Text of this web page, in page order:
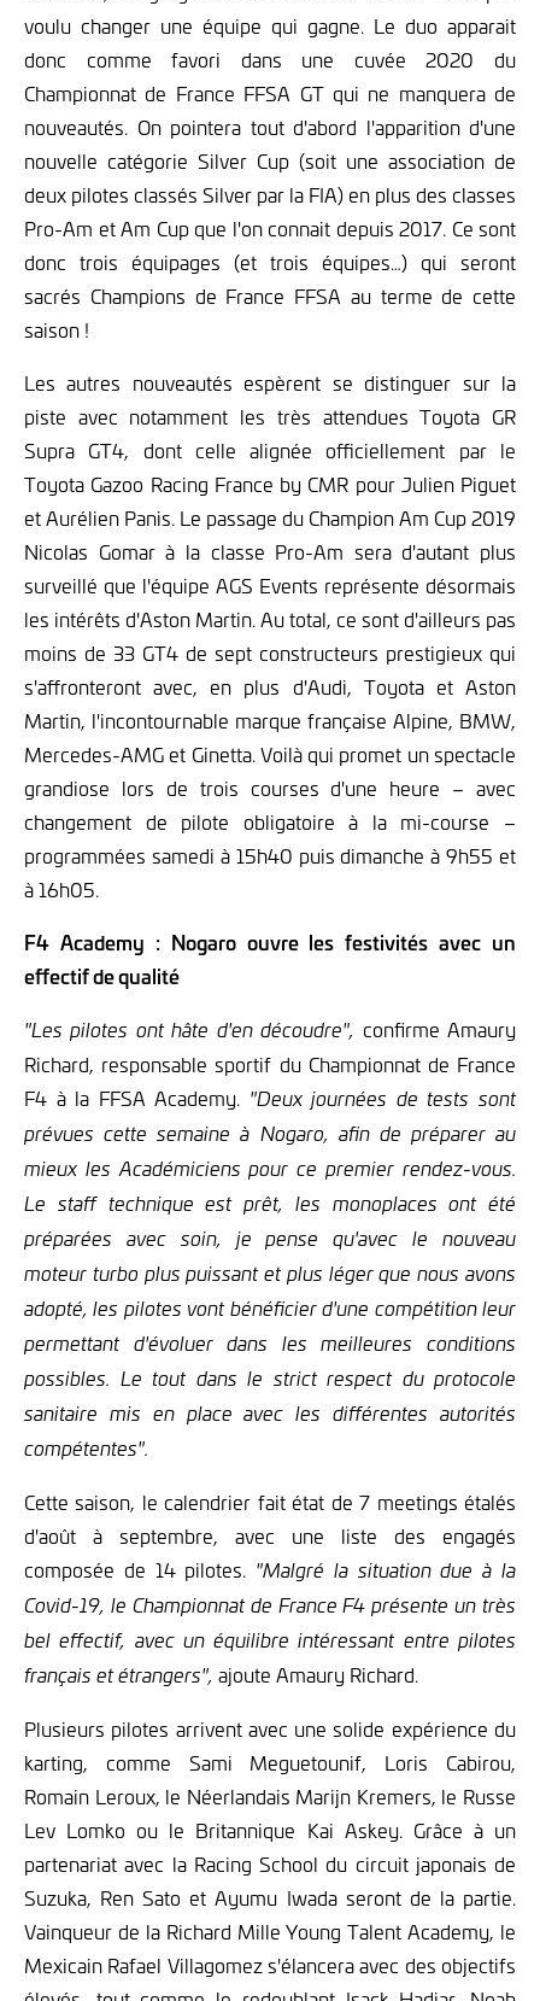
voulu changer une équipe qui gagne. Le duo apparait
donc comme favori dans une cuvée 2020 du
Championnat de France FFSA GT qui ne manquera de
nouveautés. On pointera tout d'abord l'apparition d'une
nouvelle catégorie Silver Cup (soit une association de
deux pilotes classés Silver par la FIA) en plus des classes
Pro-Am et Am Cup que l'on connait depuis 2017. Ce sont
donc trois équipages (et trois équipes…) qui seront
sacrés Champions de France FFSA au terme de cette
saison !
Les autres nouveautés espèrent se distinguer sur la
piste avec notamment les très attendues Toyota GR
Supra GT4, dont celle alignée officiellement par le
Toyota Gazoo Racing France by CMR pour Julien Piguet
et Aurélien Panis. Le passage du Champion Am Cup 2019
Nicolas Gomar à la classe Pro-Am sera d'autant plus
surveillé que l'équipe AGS Events représente désormais
les intérêts d'Aston Martin. Au total, ce sont d'ailleurs pas
moins de 33 GT4 de sept constructeurs prestigieux qui
s'affronteront avec, en plus d'Audi, Toyota et Aston
Martin, l'incontournable marque française Alpine, BMW,
Mercedes-AMG et Ginetta. Voilà qui promet un spectacle
grandiose lors de trois courses d'une heure – avec
changement de pilote obligatoire à la mi-course –
programmées samedi à 15h40 puis dimanche à 9h55 et
à 16h05.
F4 Academy : Nogaro ouvre les festivités avec un
effectif de qualité
"Les pilotes ont hâte d'en découdre", confirme Amaury
Richard, responsable sportif du Championnat de France
F4 à la FFSA Academy. "Deux journées de tests sont
prévues cette semaine à Nogaro, afin de préparer au
mieux les Académiciens pour ce premier rendez-vous.
Le staff technique est prêt, les monoplaces ont été
préparées avec soin, je pense qu'avec le nouveau
moteur turbo plus puissant et plus léger que nous avons
adopté, les pilotes vont bénéficier d'une compétition leur
permettant d'évoluer dans les meilleures conditions
possibles. Le tout dans le strict respect du protocole
sanitaire mis en place avec les différentes autorités
compétentes".
Cette saison, le calendrier fait état de 7 meetings étalés
d'août à septembre, avec une liste des engagés
composée de 14 pilotes. "Malgré la situation due à la
Covid-19, le Championnat de France F4 présente un très
bel effectif, avec un équilibre intéressant entre pilotes
français et étrangers", ajoute Amaury Richard.
Plusieurs pilotes arrivent avec une solide expérience du
karting, comme Sami Meguetounif, Loris Cabirou,
Romain Leroux, le Néerlandais Marijn Kremers, le Russe
Lev Lomko ou le Britannique Kai Askey. Grâce à un
partenariat avec la Racing School du circuit japonais de
Suzuka, Ren Sato et Ayumu Iwada seront de la partie.
Vainqueur de la Richard Mille Young Talent Academy, le
Mexicain Rafael Villagomez s'élancera avec des objectifs